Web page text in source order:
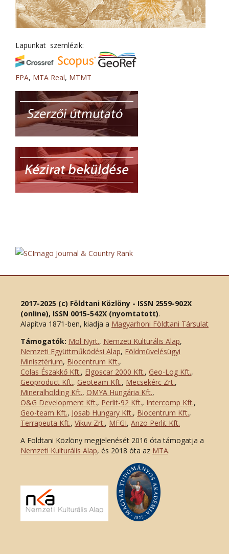
Lapunkat szemlézik:
EPA, MTA Real, MTMT
2017-2025 (c) Földtani Közlöny - ISSN 2559-902X
(online), ISSN 0015-542X (nyomtatott).
Alapítva 1871-ben, kiadja a Magyarhoni Földtani Társulat
Támogatók: Mol Nyrt., Nemzeti Kulturális Alap,
Nemzeti Együttműködési Alap, Földművelésügyi
Minisztérium, Biocentrum Kft.,
Colas Északkő Kft., Elgoscar 2000 Kft., Geo-Log Kft.,
Geoproduct Kft., Geoteam Kft., Mecsekérc Zrt.,
Mineralholding Kft., OMYA Hungária Kft.,
O&G Development Kft., Perlit-92 Kft., Intercomp Kft.,
Geo-team Kft., Josab Hungary Kft., Biocentrum Kft.,
Terrapeuta Kft., Vikuv Zrt., MFGI, Anzo Perlit Kft.
A Földtani Közlöny megjelenését 2016 óta támogatja a
Nemzeti Kulturális Alap, és 2018 óta az MTA.